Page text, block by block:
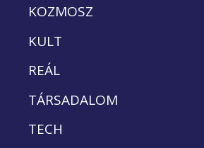
KOZMOSZ
KULT
REÁL
TÁRSADALOM
TECH